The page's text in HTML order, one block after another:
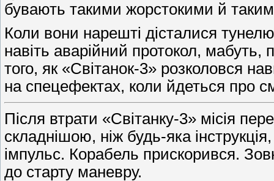
бувають такими жорстокими й
Коли вони нарешті дісталися
навіть аварійний протокол,
того, як «Світанок-3» розколовся
на спецефектах, коли йдеться про
Після втрати «Світанку-3» місія
складнішою, ніж будь-яка
імпульс. Корабель прискорився.
до старту маневру.